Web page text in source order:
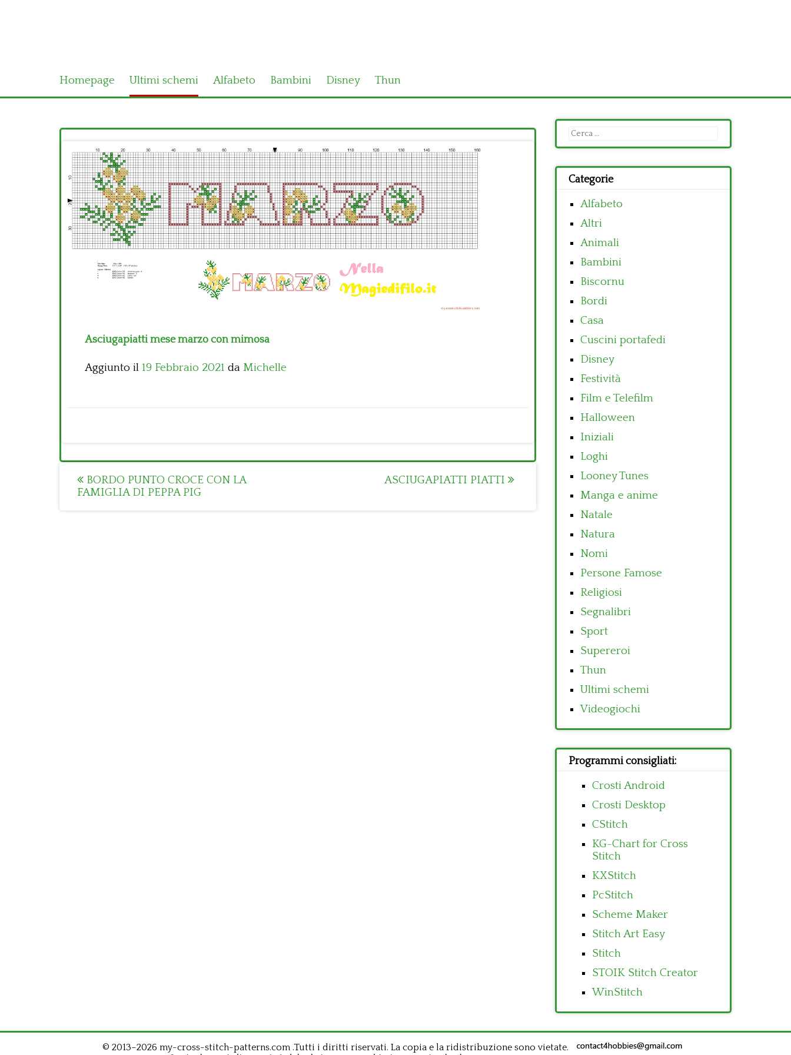
Homepage Ultimi schemi Alfabeto Bambini Disney Thun
Asciugapiatti mese marzo con mimosa
Aggiunto il 19 Febbraio 2021 da Michelle
Post
navigation
BORDO PUNTO CROCE CON LA
FAMIGLIA DI PEPPA PIG
ASCIUGAPIATTI PIATTI
Ricerca
per:
Categorie
Alfabeto
Altri
Animali
Bambini
Biscornu
Bordi
Casa
Cuscini portafedi
Disney
Festività
Film e Telefilm
Halloween
Iniziali
Loghi
Looney Tunes
Manga e anime
Natale
Natura
Nomi
Persone Famose
Religiosi
Segnalibri
Sport
Supereroi
Thun
Ultimi schemi
Videogiochi
Programmi consigliati:
Crosti Android
Crosti Desktop
CStitch
KG-Chart for Cross
Stitch
KXStitch
PcStitch
Scheme Maker
Stitch Art Easy
Stitch
STOIK Stitch Creator
WinStitch
© 2013–2026 my-cross-stitch-patterns.com .Tutti i diritti riservati. La copia e la ridistribuzione sono vietate.